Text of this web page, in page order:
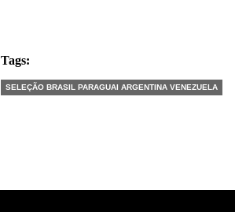
Tags:
SELEÇÃO BRASIL PARAGUAI ARGENTINA VENEZUELA